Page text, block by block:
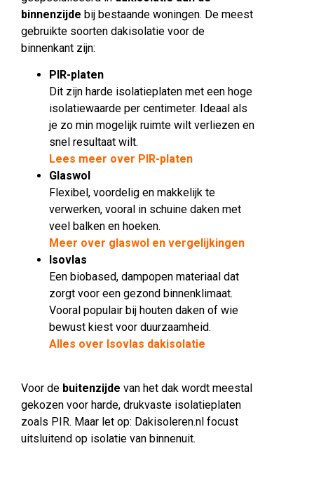
binnenzijde bij bestaande woningen. De meest
gebruikte soorten dakisolatie voor de
binnenkant zijn:
PIR-platen
Dit zijn harde isolatieplaten met een hoge
isolatiewaarde per centimeter. Ideaal als
je zo min mogelijk ruimte wilt verliezen en
snel resultaat wilt.
Lees meer over PIR-platen
Glaswol
Flexibel, voordelig en makkelijk te
verwerken, vooral in schuine daken met
veel balken en hoeken.
Meer over glaswol en vergelijkingen
Isovlas
Een biobased, dampopen materiaal dat
zorgt voor een gezond binnenklimaat.
Vooral populair bij houten daken of wie
bewust kiest voor duurzaamheid.
Alles over Isovlas dakisolatie
Voor de buitenzijde van het dak wordt meestal
gekozen voor harde, drukvaste isolatieplaten
zoals PIR. Maar let op: Dakisoleren.nl focust
uitsluitend op isolatie van binnenuit.